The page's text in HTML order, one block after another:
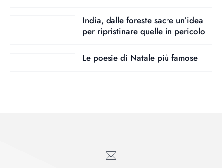
India, dalle foreste sacre un’idea
per ripristinare quelle in pericolo
Le poesie di Natale più famose